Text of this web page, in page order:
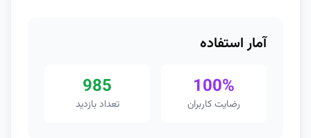
آمار استفاده
100%
رضایت کاربران
985
تعداد بازدید